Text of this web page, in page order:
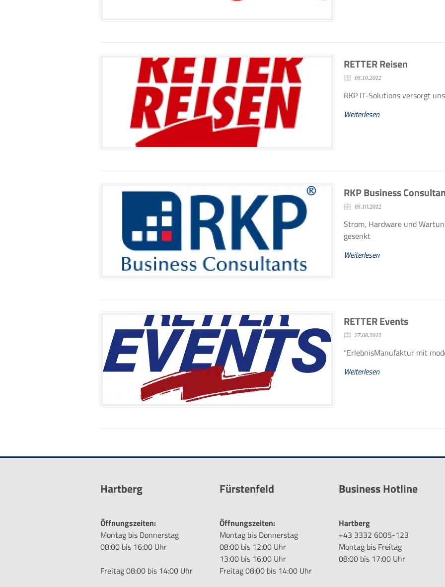
RETTER Reisen
05.10.2012
RKP IT-Solutions versorgt
Weiterlesen
RKP Business
05.10.2012
Strom, Hardware und
gesenkt
Weiterlesen
RETTER Events
27.08.2012
“ErlebnisManufaktur mit
Weiterlesen
Hartberg
Öffnungszeiten:
Montag bis Donnerstag
08:00 bis 16:00 Uhr
Freitag 08:00 bis 14:00 Uhr
Fürstenfeld
Öffnungszeiten:
Montag bis Donnerstag
08:00 bis 12:00 Uhr
13:00 bis 16:00 Uhr
Freitag 08:00 bis 14:00 Uhr
Business Hotline
Hartberg
+43 3332 6005-123
Montag bis Freitag
08:00 bis 17:00 Uhr